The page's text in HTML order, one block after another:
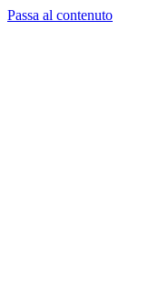
Passa al contenuto